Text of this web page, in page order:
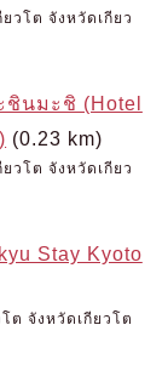
วโต จังหวัดเกียว
ชินมะชิ (Hotel
(0.23 km)
วโต จังหวัดเกียว
Stay Kyoto
ต จังหวัดเกียวโต